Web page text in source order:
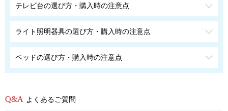
テレビ台の選び方・購入時の注意点
ライト照明器具の選び方・購入時の注意点
ベッドの選び方・購入時の注意点
よくあるご質問